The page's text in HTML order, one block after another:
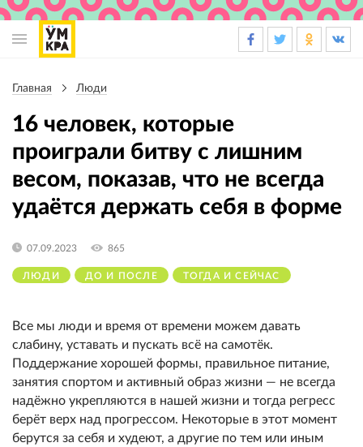
навигации
Главная Люди
16 человек, которые
проиграли битву с лишним
весом, показав, что не всегда
удаётся держать себя в форме
ЛЮДИ ДО И ПОСЛЕ ТОГДА И СЕЙЧАС
07.09.2023 865
Все мы люди и время от времени можем давать
слабину, уставать и пускать всё на самотёк.
Поддержание хорошей формы, правильное питание,
занятия спортом и активный образ жизни — не всегда
надёжно укрепляются в нашей жизни и тогда регресс
берёт верх над прогрессом. Некоторые в этот момент
берутся за себя и худеют, а другие по тем или иным